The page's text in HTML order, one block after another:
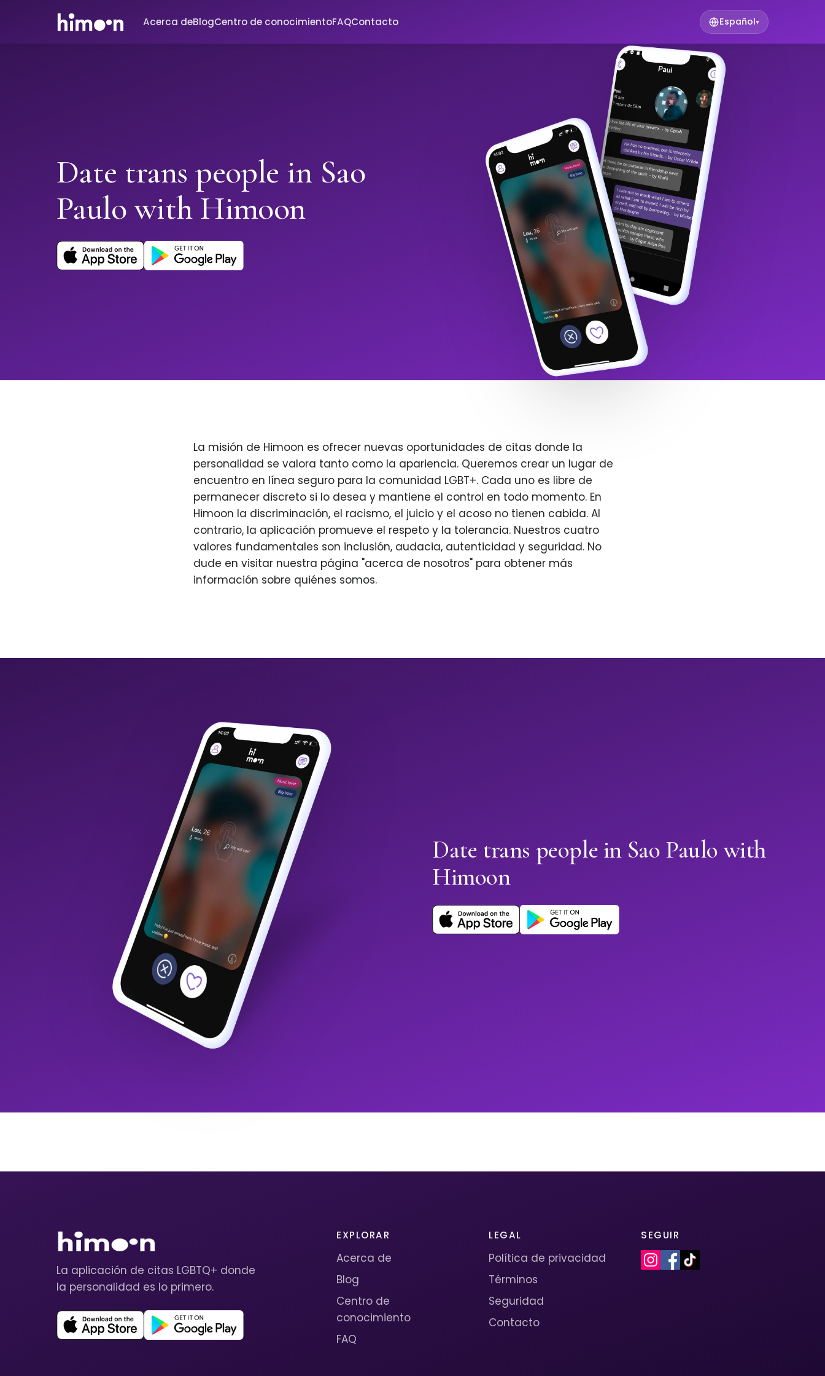
Acerca deBlogCentro de conocimientoFAQContacto Español▾
Date trans people in Sao
Paulo with Himoon
La misión de Himoon es ofrecer nuevas oportunidades de citas donde la
personalidad se valora tanto como la apariencia. Queremos crear un lugar de
encuentro en línea seguro para la comunidad LGBT+. Cada uno es libre de
permanecer discreto si lo desea y mantiene el control en todo momento. En
Himoon la discriminación, el racismo, el juicio y el acoso no tienen cabida. Al
contrario, la aplicación promueve el respeto y la tolerancia. Nuestros cuatro
valores fundamentales son inclusión, audacia, autenticidad y seguridad. No
dude en visitar nuestra página "acerca de nosotros" para obtener más
información sobre quiénes somos.
Date trans people in Sao Paulo with
Himoon
La aplicación de citas LGBTQ+ donde
la personalidad es lo primero.
EXPLORAR
Acerca de
Blog
Centro de
conocimiento
FAQ
LEGAL
Política de privacidad
Términos
Seguridad
Contacto
SEGUIR